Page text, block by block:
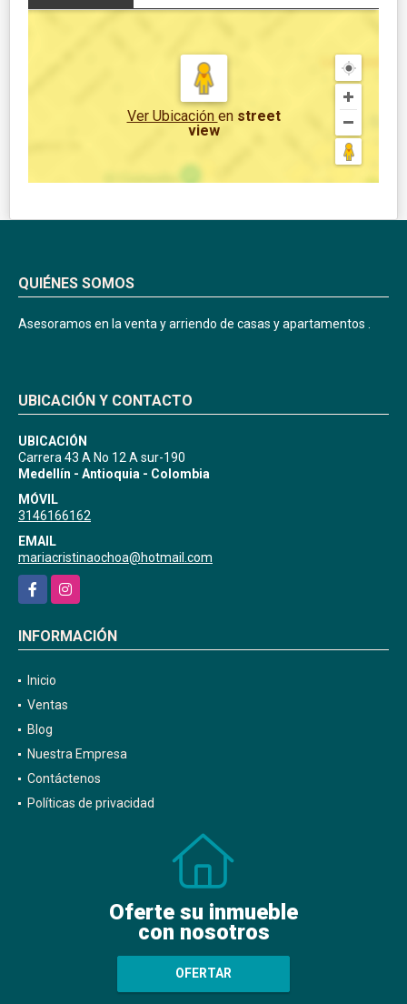
Ver Ubicación en street
view
QUIÉNES SOMOS
Asesoramos en la venta y arriendo de casas y apartamentos .
UBICACIÓN Y CONTACTO
UBICACIÓN
Carrera 43 A No 12 A sur-190
Medellín - Antioquia - Colombia
MÓVIL
3146166162
EMAIL
mariacristinaochoa@hotmail.com
FacebookInstagram
INFORMACIÓN
Inicio
Ventas
Blog
Nuestra Empresa
Contáctenos
Políticas de privacidad
Oferte su inmueble
con nosotros
OFERTAR